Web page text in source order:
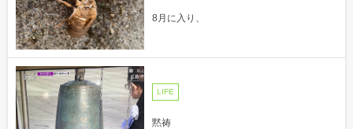
8月に入り、
LIFE
黙祷